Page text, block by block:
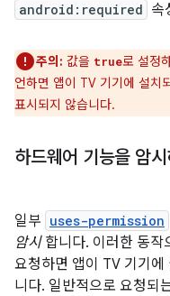
android:required 속
주의: 값을 true로 설정
언하면 앱이 TV 기기에 설
표시되지 않습니다.
하드웨어 기능을 암
일부 uses-permission
암시합니다. 이러한 동작
요청하면 앱이 TV 기기
니다. 일반적으로 요청되